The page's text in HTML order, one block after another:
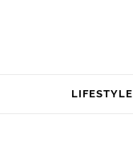
LIFESTYLE